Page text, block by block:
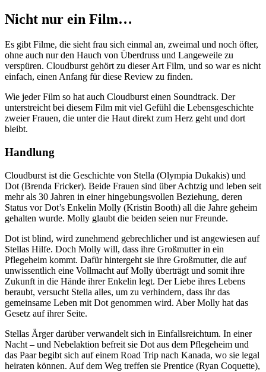
Nicht nur ein Film…
Es gibt Filme, die sieht frau sich einmal an, zweimal und noch öfter,
ohne auch nur den Hauch von Überdruss und Langeweile zu
verspüren. Cloudburst gehört zu dieser Art Film, und so war es nicht
einfach, einen Anfang für diese Review zu finden.
Wie jeder Film so hat auch Cloudburst einen Soundtrack. Der
unterstreicht bei diesem Film mit viel Gefühl die Lebensgeschichte
zweier Frauen, die unter die Haut direkt zum Herz geht und dort
bleibt.
Handlung
Cloudburst ist die Geschichte von Stella (Olympia Dukakis) und
Dot (Brenda Fricker). Beide Frauen sind über Achtzig und leben seit
mehr als 30 Jahren in einer hingebungsvollen Beziehung, deren
Status vor Dot’s Enkelin Molly (Kristin Booth) all die Jahre geheim
gehalten wurde. Molly glaubt die beiden seien nur Freunde.
Dot ist blind, wird zunehmend gebrechlicher und ist angewiesen auf
Stellas Hilfe. Doch Molly will, dass ihre Großmutter in ein
Pflegeheim kommt. Dafür hintergeht sie ihre Großmutter, die auf
unwissentlich eine Vollmacht auf Molly überträgt und somit ihre
Zukunft in die Hände ihrer Enkelin legt. Der Liebe ihres Lebens
beraubt, versucht Stella alles, um zu verhindern, dass ihr das
gemeinsame Leben mit Dot genommen wird. Aber Molly hat das
Gesetz auf ihrer Seite.
Stellas Ärger darüber verwandelt sich in Einfallsreichtum. In einer
Nacht – und Nebelaktion befreit sie Dot aus dem Pflegeheim und
das Paar begibt sich auf einem Road Trip nach Kanada, wo sie legal
heiraten können. Auf dem Weg treffen sie Prentice (Ryan Coquette),